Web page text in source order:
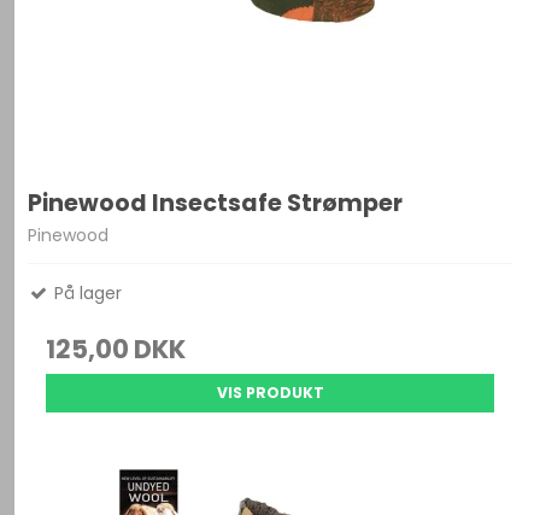
Pinewood Insectsafe Strømper
Pinewood
På lager
125,00 DKK
VIS PRODUKT